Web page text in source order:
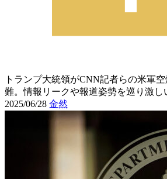
トランプ大統領がCNN記者らの米軍
難。情報リークや報道姿勢を巡り激し
2025/06/28 金然